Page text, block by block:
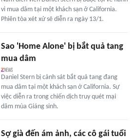
vi mua dâm tại một khách sạn ở California.
Phiên tòa xét xử sẽ diễn ra ngày 13/1.
Sao 'Home Alone' bị bắt quả tang
mua dâm
Daniel Stern bị cảnh sát bắt quả tang đang
mua dâm tại một khách sạn ở California. Sự
việc diễn ra trong chiến dịch truy quét mại
dâm mùa Giáng sinh.
Sợ già đến ám ảnh, các cô gái tuổi